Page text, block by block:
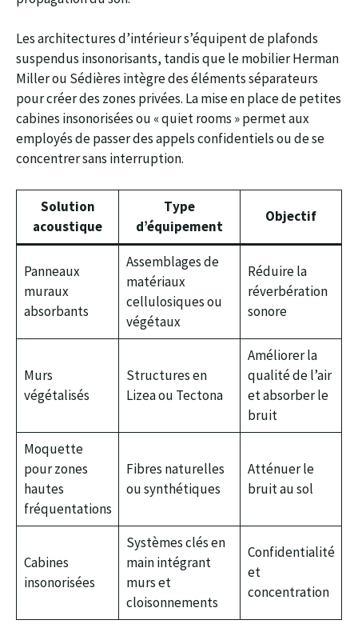
Les architectures d’intérieur s’équipent de plafonds
suspendus insonorisants, tandis que le mobilier Herman
Miller ou Sédières intègre des éléments séparateurs
pour créer des zones privées. La mise en place de petites
cabines insonorisées ou « quiet rooms » permet aux
employés de passer des appels confidentiels ou de se
concentrer sans interruption.
Solution
acoustique
Type
d’équipement
Objectif
Panneaux
muraux
absorbants
Assemblages de
matériaux
cellulosiques ou
végétaux
Réduire la
réverbération
sonore
Murs
végétalisés
Structures en
Lizea ou Tectona
Améliorer la
qualité de l’air
et absorber le
bruit
Moquette
pour zones
hautes
fréquentations
Fibres naturelles
ou synthétiques
Atténuer le
bruit au sol
Cabines
insonorisées
Systèmes clés en
main intégrant
murs et
cloisonnements
Confidentialité
et
concentration